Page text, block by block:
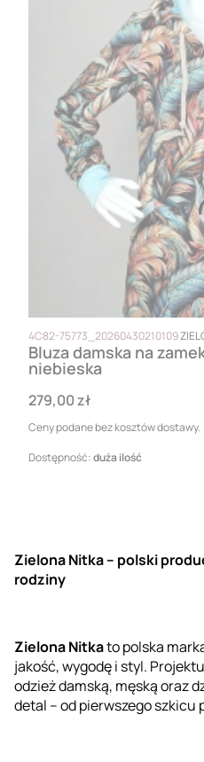
4C82-75773_20260430210109
Bluza damska na zamek BOHO
niebieska
Cena
279,00 zł
Ceny podane bez kosztów dostawy.
Dostępność:duża ilość
Zielona Nitka – polski
rodziny
Zielona Nitkato polska
jakość, wygodę i styl.
odzież damską, męską oraz
detal – od pierwszego szkicu